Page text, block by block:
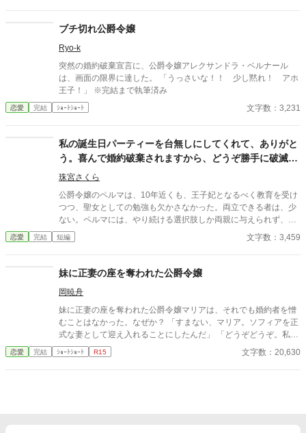
ない。 王宮の社交と体面、そのものだったのだ。 そして、そんな
手を差し伸べる。 婚約破棄された侯爵令嬢の、実務ざまぁと再評
価の物語。 ※複数のサイトに投稿しています。
ブチ切れ公爵令嬢
Ryo-k
突然の婚約破棄宣言に、公爵令嬢アレクサンドラ・ベルナール
は、画面の限界に達した。 「うっさいな！！ 少し黙れ！ アホ
王子！」 ※完結まで執筆済み
恋愛 完結 ｼｮｰﾄｼｮｰﾄ 文字数：3,231
私の誕生日パーティーを台無しにしてくれて、ありがと
う。喜んで婚約破棄されますから、どうぞ勝手に破滅し
て
珠宮さくら
公爵令嬢のペルマは、10年近くも、王子妃となるべく教育を受け
つつ、聖女としての勉強も欠かさなかった。両立できる者は、少
ない。ペルマには、やり続ける選択肢しか両親に与えられず、辞
退することも許されなかった。 特別な誕生日のパーティーで婚約
破棄されたということが、両親にとって恥でしかない娘として勘
一変する。 大事な節目のパーティーを台無しにされ、それを引き
換えにペルマは、ようやく自由を手にすることになる。 ※全３
話。
恋愛 完結 短編 文字数：3,459
妹に正妻の座を奪われた公爵令嬢
岡暁舟
妹に正妻の座を奪われた公爵令嬢マリアは、それでも婚約者を憎
むことはなかった。なぜか？ 「すまない、マリア。ソフィアを正
式な妻として迎え入れることにしたんだ」 「どうぞどうぞ。私は
何も気にしませんから……」 マリアは妹のソフィアを祝福した。
だが当然、不気味な未来の陰が少しずつ歩み寄っていた。
恋愛 完結 ｼｮｰﾄｼｮｰﾄ R15 文字数：20,630